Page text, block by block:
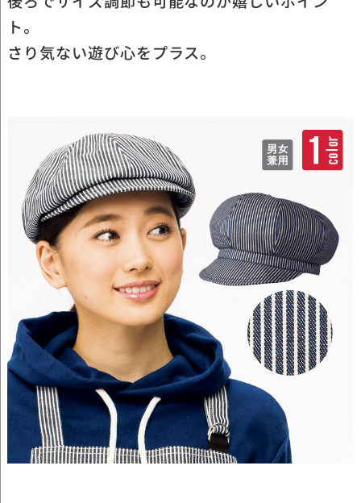
ト。
さり気ない遊び心をプラス。